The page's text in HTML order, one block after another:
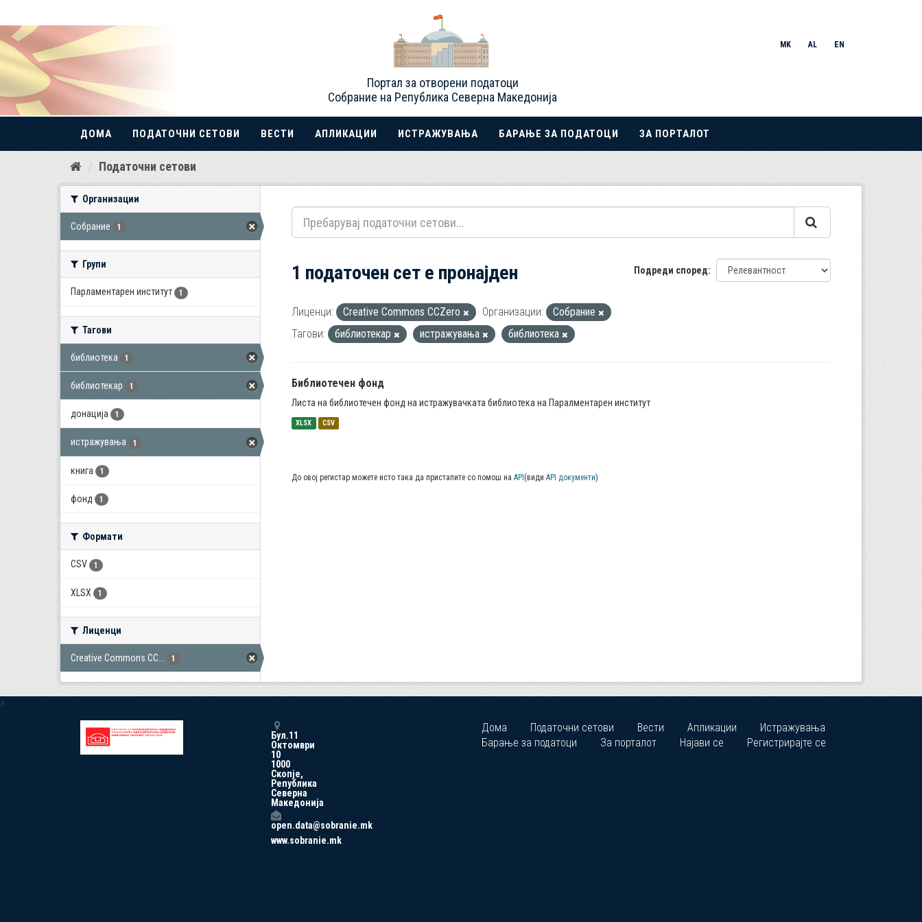
Прескокнете
Портал за отворени податоци
Собрание на Република Северна Македонија
MK AL EN
ДОМА ПОДАТОЧНИ СЕТОВИ ВЕСТИ АПЛИКАЦИИ ИСТРАЖУВАЊА БАРАЊЕ ЗА ПОДАТОЦИ ЗА ПОРТАЛОТ
Податочни сетови
Организации
Собрание 1
Групи
Парламентарен институт 1
Тагови
библиотека 1
библиотекар 1
донација 1
истражувања 1
книга 1
фонд 1
Формати
CSV 1
XLSX 1
Лиценци
Creative Commons CC... 1
Подреди според
1 податочен сет е пронајден
Лиценци: Creative Commons CCZero Организации:
Собрание
Тагови:
библиотекар истражувања библиотека
Библиотечен фонд
Листа на библиотечен фонд на истражувачката библиотека на Паралментарен институт
XLSX CSV
До овој регистар можете исто така да пристапите со помош на API (види API документи)
a
Бул.11
Октомври
10
1000
Скопје,
Република
Северна
Македонија
open.data@sobranie.mk
www.sobranie.mk
Дома Податочни сетови Вести Апликации
Истражувања
Барање за податоци
За порталот Најави се Регистрирајте се